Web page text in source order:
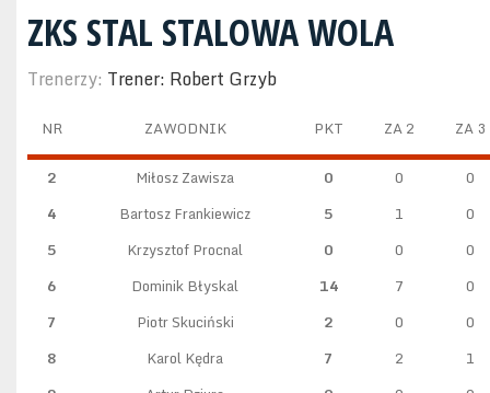
ZKS STAL STALOWA WOLA
Trenerzy: Trener: Robert Grzyb
NR ZAWODNIK PKT ZA 2 ZA 3
2 Miłosz Zawisza 0 0
0
4
Bartosz Frankiewicz 5 1
0
5
Krzysztof Procnal 0 0
0
6
Dominik Błyskal 14 7
0
7
Piotr Skuciński 2 0
0
8
Karol Kędra 7 2
1